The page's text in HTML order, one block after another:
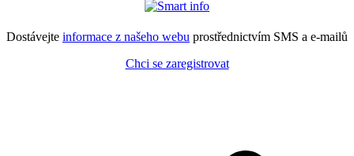
Dostávejte informace z našeho webu prostřednictvím SMS a e-mailů
Chci se zaregistrovat